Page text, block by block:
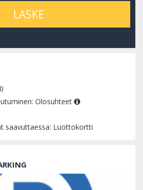
LASKE
Olosuhteet
saavuttaessa: Luottokortti